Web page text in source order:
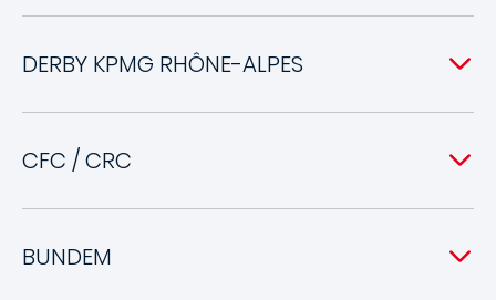
DERBY KPMG RHÔNE-ALPES
CFC / CRC
BUNDEM